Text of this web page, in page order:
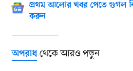
প্রথম আলোর খবর পেতে গুগল
করুন
অপরাধথেকে আরও পড়ুন